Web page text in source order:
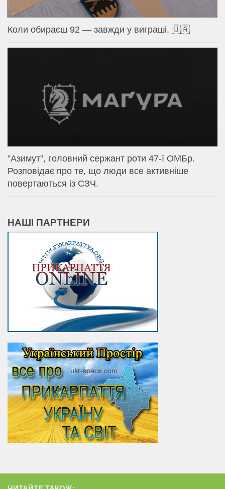
Коли обираєш 92 — завжди у виграші. 🇺🇦
⁨”Азимут”, головний сержант роти 47-ї ОМБр.
Розповідає про те, що люди все активніше
повертаються із СЗЧ.
НАШІ ПАРТНЕРИ